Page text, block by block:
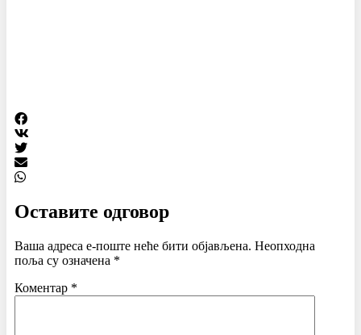
Оставите одговор
Ваша адреса е-поште неће бити објављена. Неопходна
поља су означена *
Коментар *